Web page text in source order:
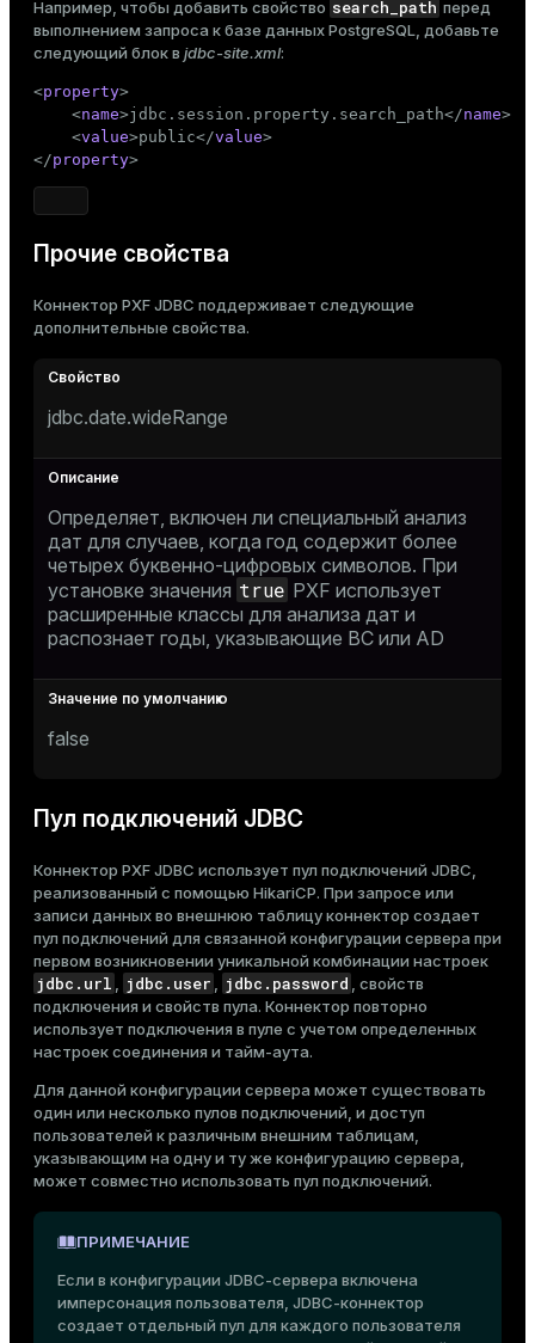
Например, чтобы добавить свойство search_path перед
выполнением запроса к базе данных PostgreSQL, добавьте
следующий блок в jdbc-site.xml:
<property>
<name>jdbc.session.property.search_path</name>
<value>public</value>
</property>
Прочие свойства
Коннектор PXF JDBC поддерживает следующие
дополнительные свойства.
jdbc.date.wideRange
Определяет, включен ли специальный анализ
дат для случаев, когда год содержит более
четырех буквенно-цифровых символов. При
установке значения true PXF использует
расширенные классы для анализа дат и
распознает годы, указывающие BC или AD
false
Пул подключений JDBC
Коннектор PXF JDBC использует пул подключений JDBC,
реализованный с помощью HikariCP. При запросе или
записи данных во внешнюю таблицу коннектор создает
пул подключений для связанной конфигурации сервера при
первом возникновении уникальной комбинации настроек
jdbc.url , jdbc.user , jdbc.password , свойств
подключения и свойств пула. Коннектор повторно
использует подключения в пуле с учетом определенных
настроек соединения и тайм-аута.
Для данной конфигурации сервера может существовать
один или несколько пулов подключений, и доступ
пользователей к различным внешним таблицам,
указывающим на одну и ту же конфигурацию сервера,
может совместно использовать пул подключений.
ПРИМЕЧАНИЕ
Если в конфигурации JDBC-сервера включена
имперсонация пользователя, JDBC-коннектор
создает отдельный пул для каждого пользователя